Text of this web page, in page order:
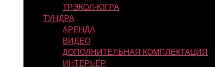
ТРЭКОЛ-ЮГРА
ТУНДРА
АРЕНДА
ВИДЕО
ДОПОЛНИТЕЛЬНАЯ КОМПЛЕКТАЦИЯ
ИНТЕРЬЕР